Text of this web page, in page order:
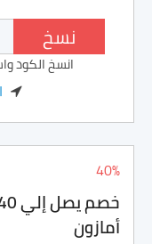
نسخ
انسخ الكود
40%
أمازون